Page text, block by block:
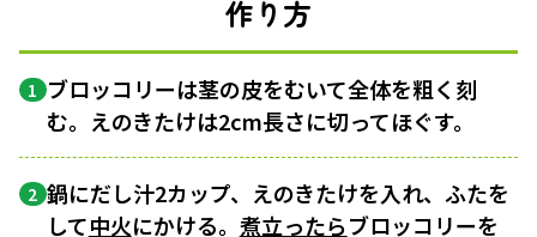
作り方
1 ブロッコリーは茎の皮をむいて全体を粗く刻
む。えのきたけは2cm長さに切ってほぐす。
2 鍋にだし汁2カップ、えのきたけを入れ、ふたを
して中火にかける。 煮立ったらブロッコリーを